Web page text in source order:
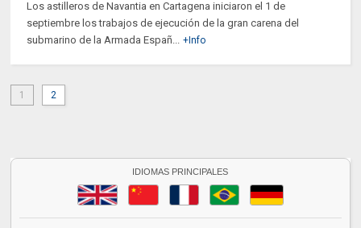
Los astilleros de Navantia en Cartagena iniciaron el 1 de
septiembre los trabajos de ejecución de la gran carena del
submarino de la Armada Españ... +Info
1 2
IDIOMAS PRINCIPALES